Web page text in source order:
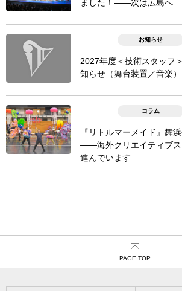
ました！――次は広島へ
お知らせ
2027年度＜技術スタッフ
知らせ（舞台装置／音楽）
コラム
『リトルマーメイド』舞
――海外クリエイティブス
進んでいます
PAGE TOP